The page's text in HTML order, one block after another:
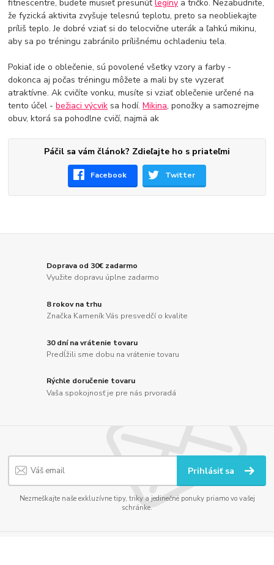
fitnescentre, budete musieť presunúťlegíny a tričko. Nezabudnite,
že fyzická aktivita zvyšuje telesnú teplotu, preto sa neobliekajte
príliš teplo. Je dobré vziať si do telocvične uterák a ľahkú mikinu,
aby sa po tréningu zabránilo prílišnému ochladeniu tela.
Pokiaľ ide o oblečenie, sú povolené všetky vzory a farby -
dokonca aj počas tréningu môžete a mali by ste vyzerať
atraktívne. Ak cvičíte vonku, musíte si vziať oblečenie určené na
tento účel -bežiaci výcvik sa hodí.Mikina, ponožky a samozrejme
obuv, ktorá sa pohodlne cvičí, najmä ak
Páčil sa vám článok? Zdieľajte ho s priateľmi
Facebook Twitter
Doprava od 30€ zadarmo
Využite dopravu úplne zadarmo
8 rokov na trhu
Značka Kameník Vás presvedčí o kvalite
30 dní na vrátenie tovaru
Predĺžili sme dobu na vrátenie tovaru
Rýchle doručenie tovaru
Vaša spokojnosť je pre nás prvoradá
Prihlásiť sa
Nezmeškajte naše exkluzívne tipy, triky a jedinečné ponuky priamo vo vašej
schránke.